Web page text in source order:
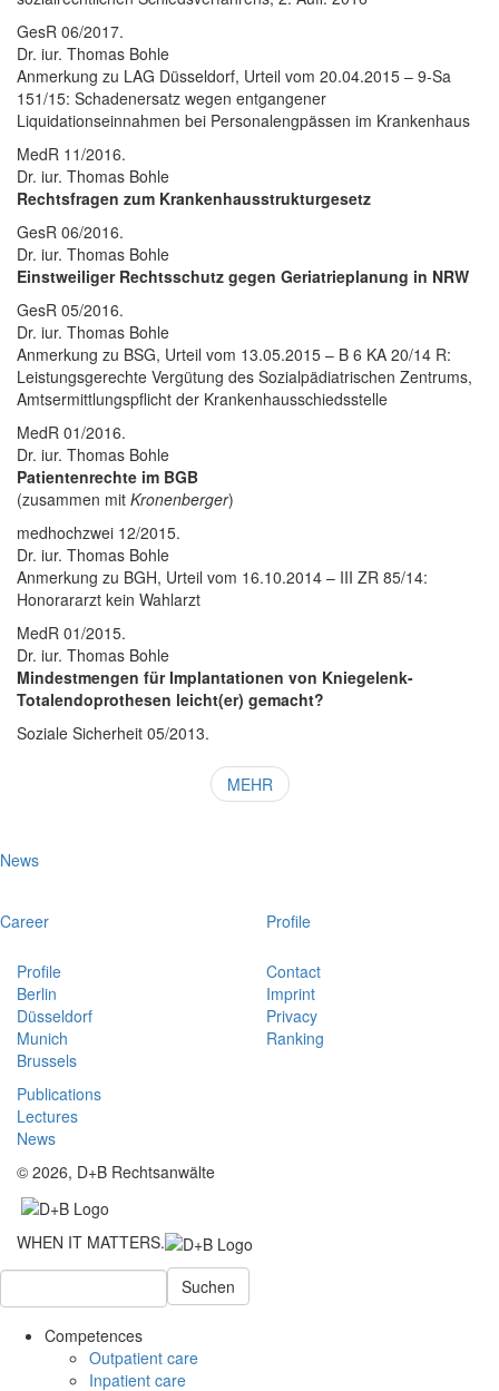
GesR 06/2017.
Dr. iur. Thomas Bohle
Anmerkung zu LAG Düsseldorf, Urteil vom 20.04.2015 – 9-Sa
151/15: Schadenersatz wegen entgangener
Liquidationseinnahmen bei Personalengpässen im Krankenhaus
MedR 11/2016.
Dr. iur. Thomas Bohle
Rechtsfragen zum Krankenhausstrukturgesetz
GesR 06/2016.
Dr. iur. Thomas Bohle
Einstweiliger Rechtsschutz gegen Geriatrieplanung in NRW
GesR 05/2016.
Dr. iur. Thomas Bohle
Anmerkung zu BSG, Urteil vom 13.05.2015 – B 6 KA 20/14 R:
Leistungsgerechte Vergütung des Sozialpädiatrischen Zentrums,
Amtsermittlungspflicht der Krankenhausschiedsstelle
MedR 01/2016.
Dr. iur. Thomas Bohle
Patientenrechte im BGB
(zusammen mit Kronenberger)
medhochzwei 12/2015.
Dr. iur. Thomas Bohle
Anmerkung zu BGH, Urteil vom 16.10.2014 – III ZR 85/14:
Honorararzt kein Wahlarzt
MedR 01/2015.
Dr. iur. Thomas Bohle
Mindestmengen für Implantationen von Kniegelenk-
Totalendoprothesen leicht(er) gemacht?
Soziale Sicherheit 05/2013.
MEHR
News
Career Profile
Profile
Berlin
Düsseldorf
Munich
Brussels
Contact
Imprint
Privacy
Ranking
Publications
Lectures
News
© 2026, D+B Rechtsanwälte
WHEN IT MATTERS.
Suchen
Competences
Outpatient care
Inpatient care